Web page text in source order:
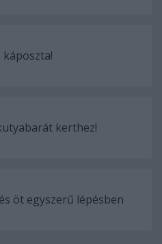
káposzta!
kerthez!
öt egyszerű lépésben